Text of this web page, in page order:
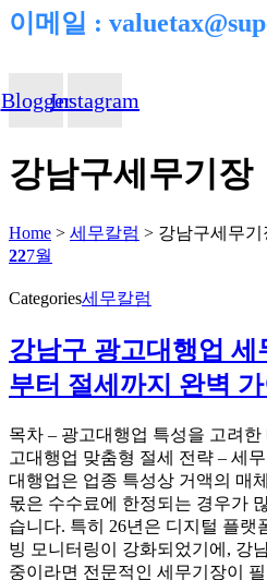
이메일 :
BloggerInstagram
강남구세무기장
Home > 세무칼럼 > 강남구세무기
227월
Categories세무칼럼
강남구 광고대행업 세
부터 절세까지 완벽
목차 – 광고대행업 특성을 고려
고대행업 맞춤형 절세 전략 – 세
대행업은 업종 특성상 거액의 매
몫은 수수료에 한정되는 경우가
습니다. 특히 26년은 디지털 플랫
빙 모니터링이 강화되었기에, 강
중이라면 전문적인 세무기장이